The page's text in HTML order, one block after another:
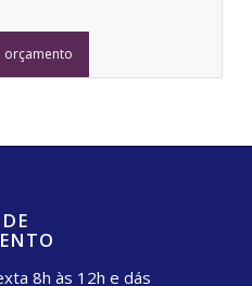
orçamento
8h às 12h e dás